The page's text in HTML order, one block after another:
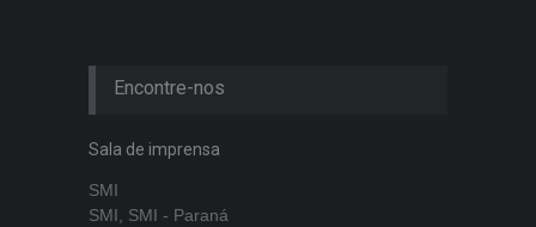
Encontre-nos
Sala de imprensa
SMI
SMI, SMI - Paraná